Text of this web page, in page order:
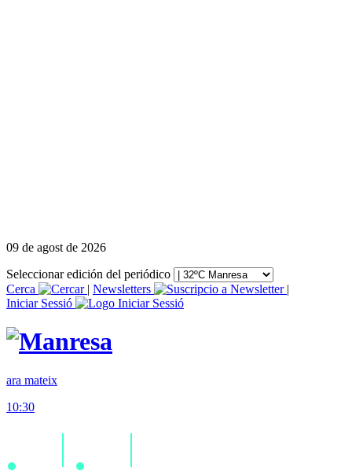
09 de agost de 2026
Seleccionar edición del periódico
Cerca
| Newsletters
|
Iniciar Sessió
ara mateix
10:30